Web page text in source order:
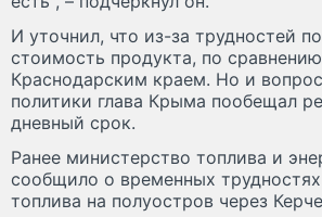
И уточнил, что из-за трудностей
стоимость продукта, по
Краснодарским краем. Но и
политики глава Крыма пообещал
дневный срок.
Ранее министерство топлива и
сообщило о временных
топлива на полуостров через